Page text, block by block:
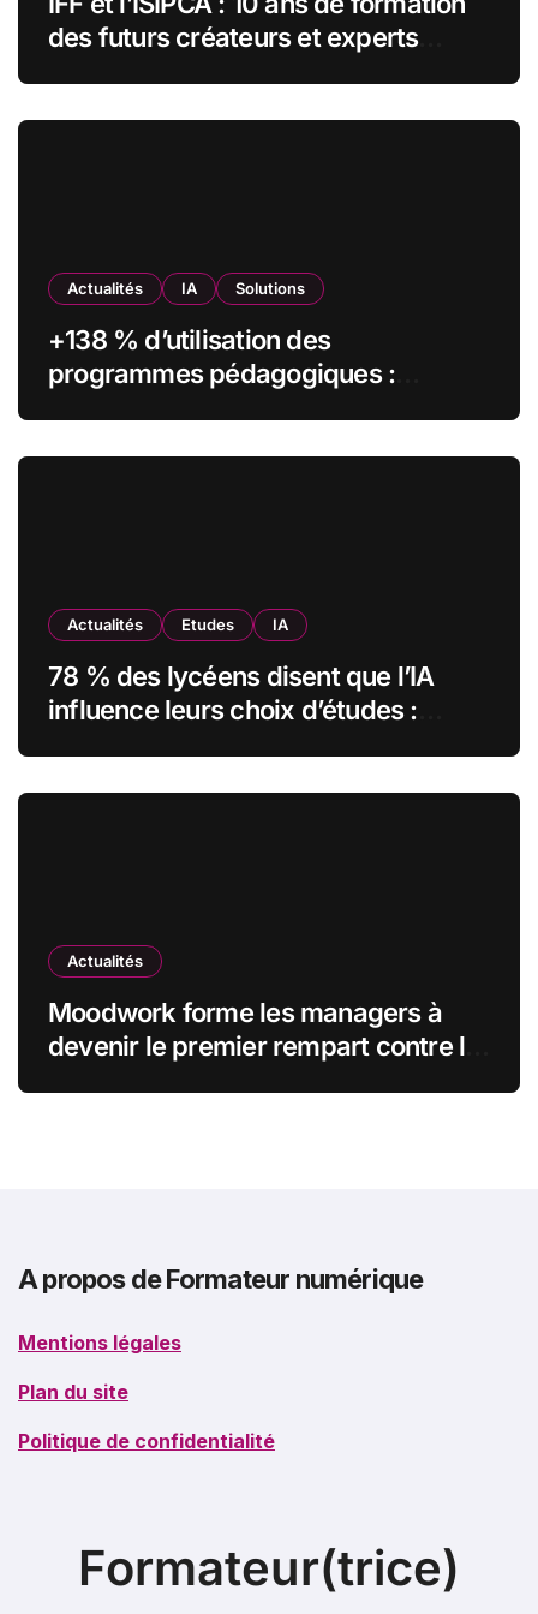
des futurs créateurs et experts
Actualités IA Solutions
+138 % d’utilisation des
programmes pédagogiques :
Actualités Etudes IA
78 % des lycéens disent que l’IA
influence leurs choix d’études :
Actualités
Moodwork forme les managers à
devenir le premier rempart contre le
A propos de Formateur numérique
Mentions légales
Plan du site
Politique de confidentialité
Formateur(trice)